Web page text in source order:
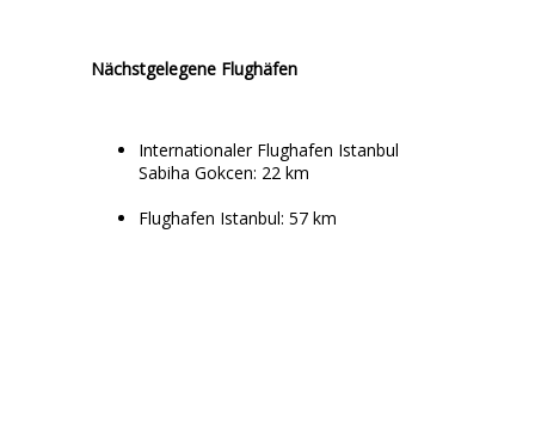
Nächstgelegene Flughäfen
Internationaler Flughafen Istanbul
Sabiha Gokcen: 22 km
Flughafen Istanbul: 57 km